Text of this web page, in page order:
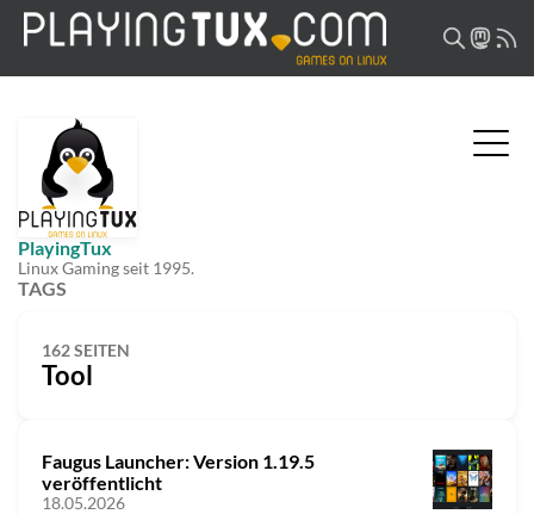
PlayingTux
Linux Gaming seit 1995.
TAGS
162 SEITEN
Tool
Faugus Launcher: Version 1.19.5
veröffentlicht
18.05.2026